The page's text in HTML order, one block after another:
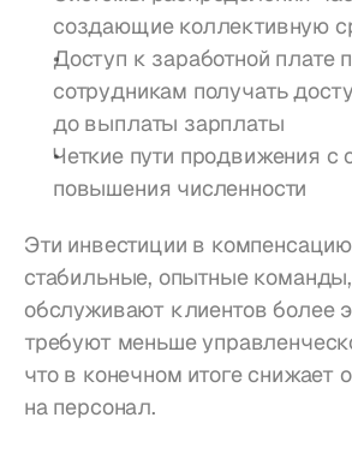
создающие коллективную
Доступ к заработной плате
сотрудникам получать
до выплаты зарплаты
Четкие пути продвижения с
повышения численности
Эти инвестиции в
стабильные, опытные
обслуживают клиентов более
требуют меньше
что в конечном итоге снижает
на персонал.